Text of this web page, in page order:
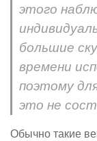
этого
большие
времени
поэтому
это не
Обычно такие